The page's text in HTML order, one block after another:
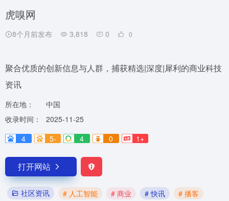
虎嗅网
8个月前发布 3,818 0 0
聚合优质的创新信息与人群，捕获精选|深度|犀利的商业科技
资讯
所在地：
中国
收录时间：
2025-11-25
4
5- 4 0 1+
打开网站
社区资讯 # 人工智能 # 商业 # 快讯
# 播客